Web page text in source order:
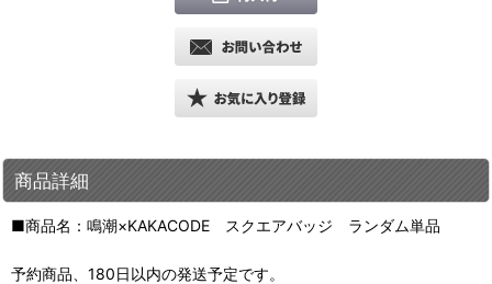
商品詳細
■商品名：鳴潮×KAKACODE スクエアバッジ ランダム単品
予約商品、180日以内の発送予定です。